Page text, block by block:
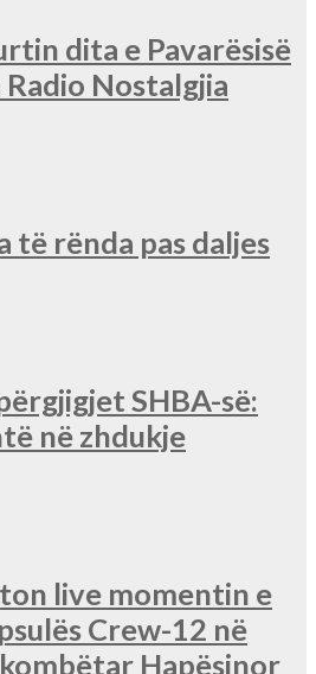
dita e Pavarësisë
Radio Nostalgjia
të rënda pas daljes
SHBA-së:
në zhdukje
live momentin e
Crew-12 në
Hapësinor